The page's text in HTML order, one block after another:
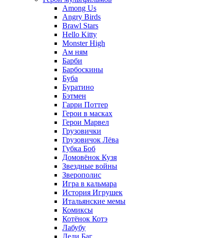
Among Us
Angry Birds
Brawl Stars
Hello Kitty
Monster High
Ам ням
Барби
Барбоскины
Буба
Буратино
Бэтмен
Гарри Поттер
Герои в масках
Герои Марвел
Грузовички
Грузовичок Лёва
Губка Боб
Домовёнок Кузя
Звездные войны
Зверополис
Игра в кальмара
История Игрушек
Итальянские мемы
Комиксы
Котёнок Котэ
Лабубу
Леди Баг